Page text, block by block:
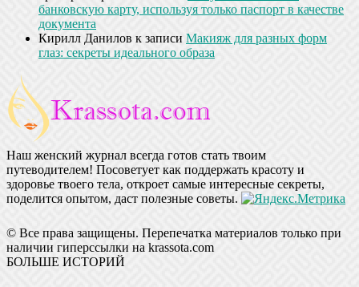
банковскую карту, используя только паспорт в качестве
документа
Кирилл Данилов к записи Макияж для разных форм
глаз: секреты идеального образа
Наш женский журнал всегда готов стать твоим
путеводителем! Посоветует как поддержать красоту и
здоровье твоего тела, откроет самые интересные секреты,
поделится опытом, даст полезные советы.
© Все права защищены. Перепечатка материалов только при
наличии гиперссылки на krassota.com
БОЛЬШЕ ИСТОРИЙ